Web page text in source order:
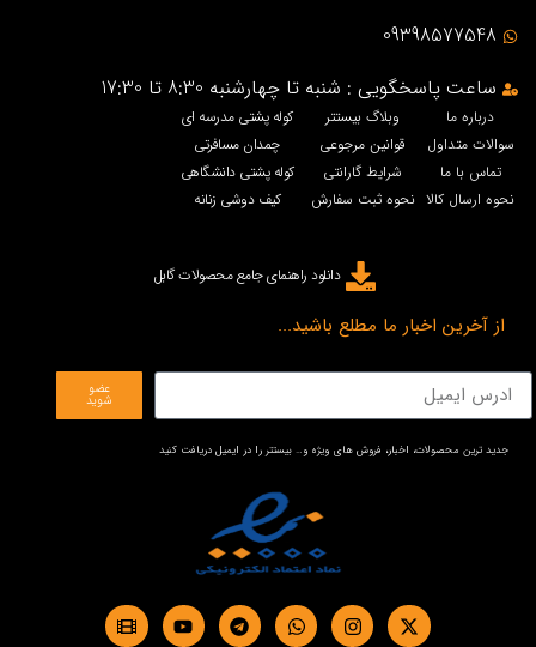
09398577548
ساعت پاسخگویی : شنبه تا چهارشنبه 8:30 تا 17:30
درباره ما
سوالات متداول
تماس با ما
نحوه ارسال کالا
وبلاگ بیستتر
قوانین مرجوعی
شرایط گارانتی
نحوه ثبت سفارش
کوله پشتی مدرسه ای
چمدان مسافرتی
کوله پشتی دانشگاهی
کیف دوشی زنانه
دانلود راهنمای جامع محصولات گابل
از آخرین اخبار ما مطلع باشید...
عضو
شوید
جدید ترین محصولات، اخبار، فروش های ویژه و… بیستتر را در ایمیل دریافت کنید